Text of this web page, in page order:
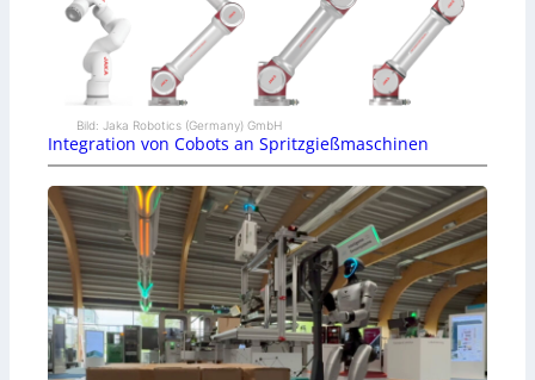
Bild: Jaka Robotics (Germany) GmbH
Integration von Cobots an Spritzgießmaschinen